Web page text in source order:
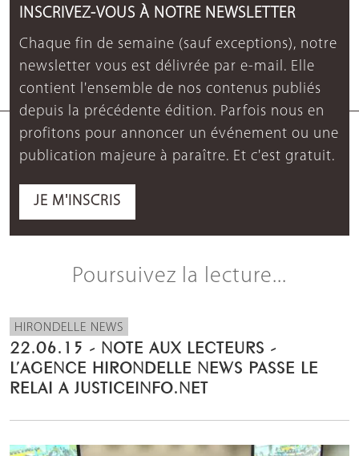
INSCRIVEZ-VOUS À NOTRE NEWSLETTER
Chaque fin de semaine (sauf exceptions), notre
newsletter vous est délivrée par e-mail. Elle
contient l'ensemble de nos contenus publiés
depuis la précédente édition. Parfois nous en
profitons pour annoncer un événement ou une
publication majeure à paraître. Et c'est gratuit.
JE M'INSCRIS
Poursuivez la lecture...
HIRONDELLE NEWS
22.06.15 - NOTE AUX LECTEURS -
L’AGENCE HIRONDELLE NEWS PASSE LE
RELAI A JUSTICEINFO.NET